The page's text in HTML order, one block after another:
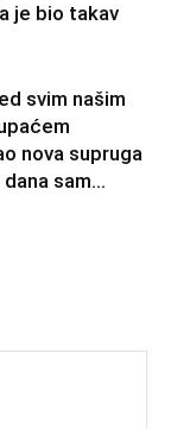
je bio takav
svim našim
nova supruga
sam...